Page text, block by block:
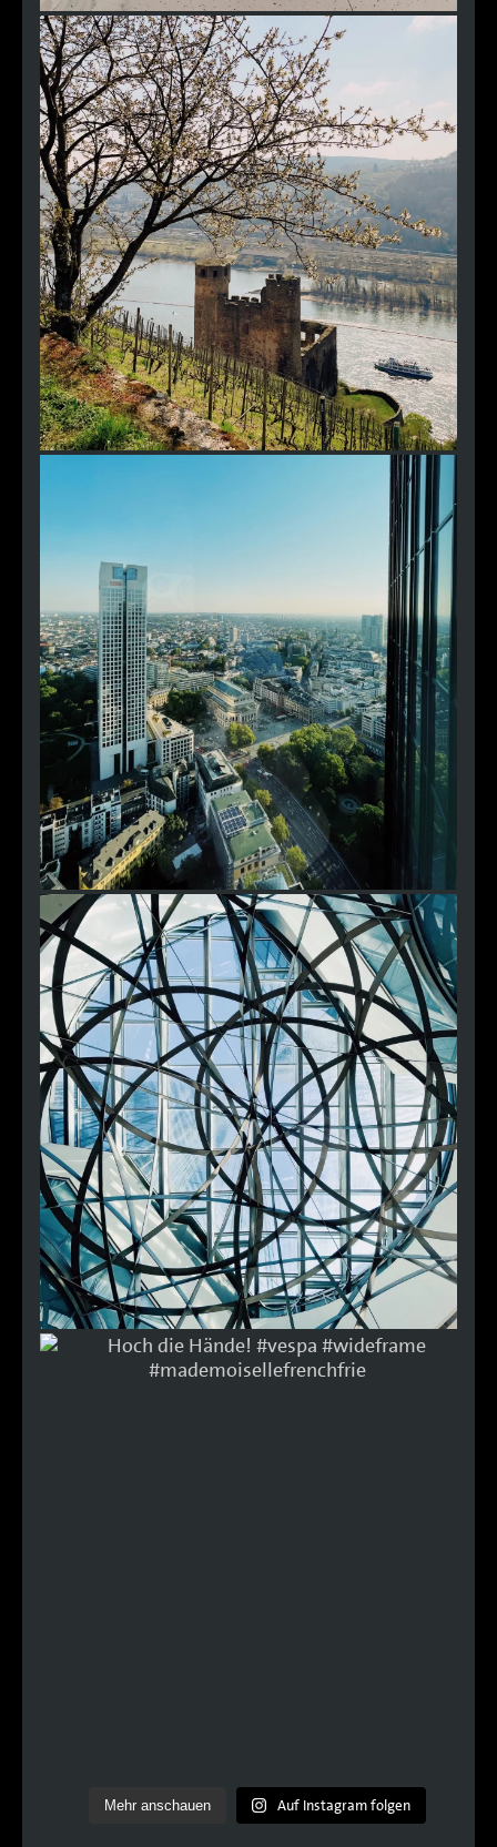
Mehr anschauen Auf Instagram folgen